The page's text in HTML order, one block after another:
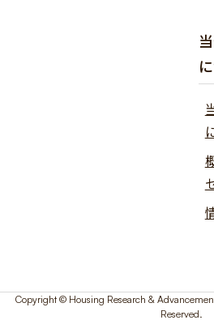
Copyright © Housing Research &
Reserved.